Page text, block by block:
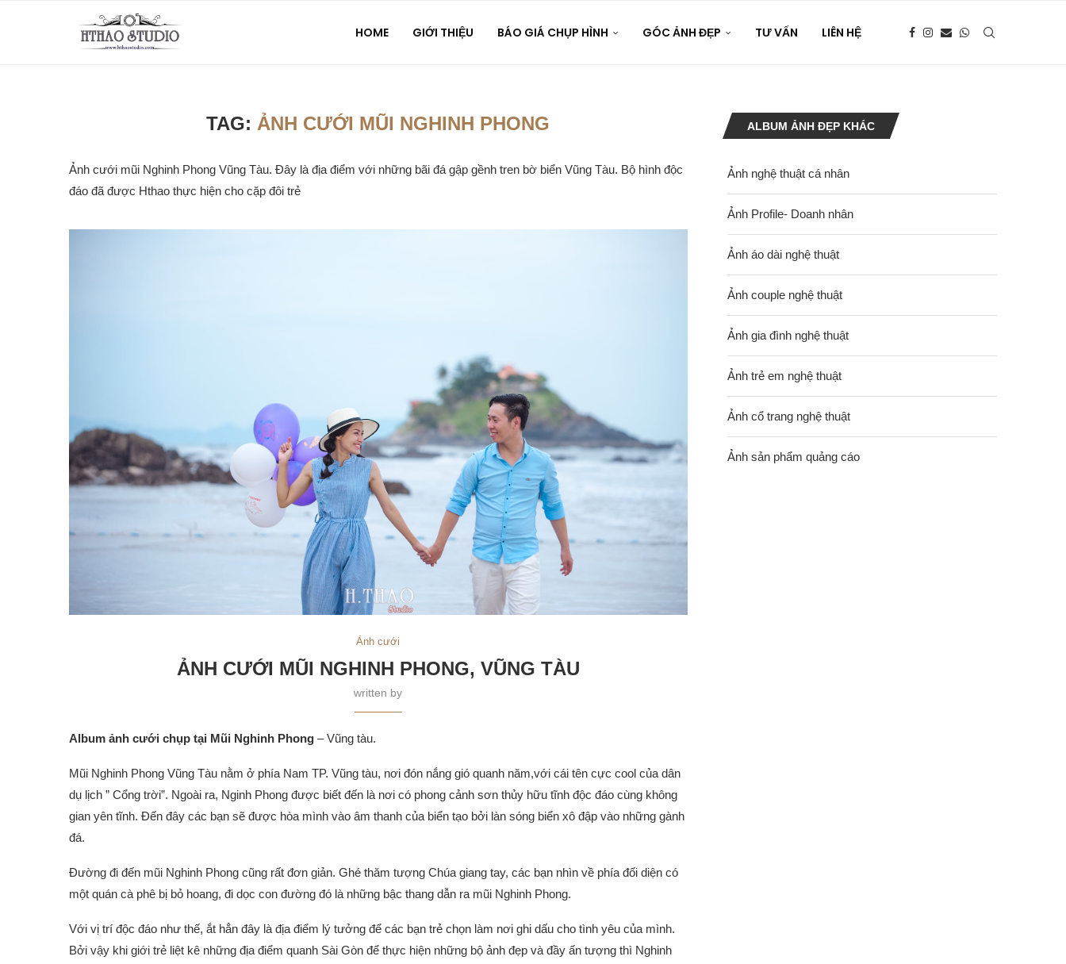
HOME GIỚI THIỆU BÁO GIÁ CHỤP HÌNH GÓC ẢNH ĐẸP TƯ VẤN LIÊN HỆ
TAG: ẢNH CƯỚI MŨI NGHINH PHONG
Ảnh cưới mũi Nghinh Phong Vũng Tàu. Đây là địa điểm với những bãi đá gập gềnh tren bờ biển Vũng Tàu. Bộ hình độc
đáo đã được Hthao thực hiện cho cặp đôi trẻ
Ảnh cưới
ẢNH CƯỚI MŨI NGHINH PHONG, VŨNG TÀU
written by
Album ảnh cưới chụp tại Mũi Nghinh Phong – Vũng tàu.
Mũi Nghinh Phong Vũng Tàu nằm ở phía Nam TP. Vũng tàu, nơi đón nắng gió quanh năm,với cái tên cực cool của dân
dụ lịch ” Cổng trời”. Ngoài ra, Nginh Phong được biết đến là nơi có phong cảnh sơn thủy hữu tĩnh độc đáo cùng không
gian yên tĩnh. Đến đây các bạn sẽ được hòa mình vào âm thanh của biển tạo bởi làn sóng biển xô đập vào những gành
đá.
Đường đi đến mũi Nghinh Phong cũng rất đơn giản. Ghé thăm tượng Chúa giang tay, các bạn nhìn về phía đối diện có
một quán cà phê bị bỏ hoang, đi dọc con đường đó là những bậc thang dẫn ra mũi Nghinh Phong.
Với vị trí độc đáo như thế, ắt hẳn đây là địa điểm lý tưởng để các bạn trẻ chọn làm nơi ghi dấu cho tình yêu của mình.
Bởi vậy khi giới trẻ liệt kê những địa điểm quanh Sài Gòn để thực hiện những bộ ảnh đẹp và đầy ấn tượng thì Nghinh
ALBUM ẢNH ĐẸP KHÁC
Ảnh nghệ thuật cá nhân
Ảnh Profile- Doanh nhân
Ảnh áo dài nghệ thuật
Ảnh couple nghệ thuật
Ảnh gia đình nghệ thuật
Ảnh trẻ em nghệ thuật
Ảnh cổ trang nghệ thuật
Ảnh sản phẩm quảng cáo